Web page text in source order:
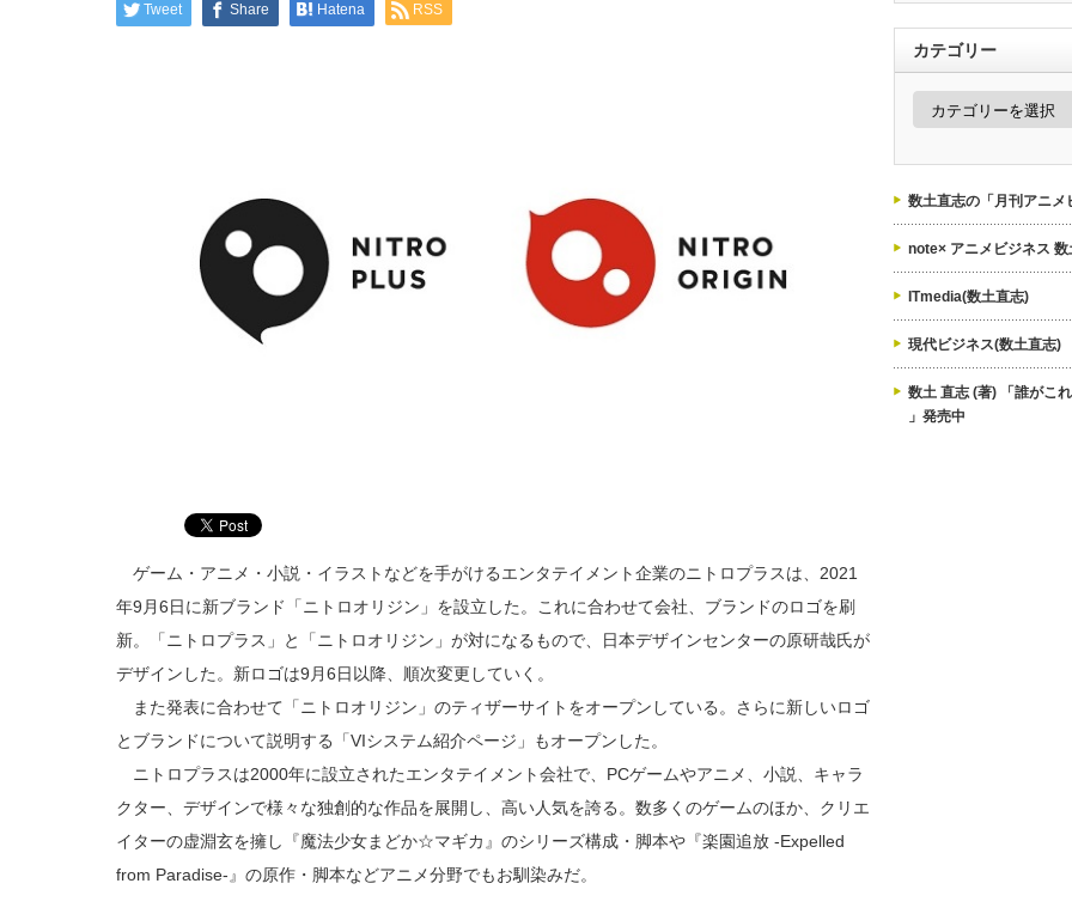
Tweet Share Hatena RSS
ゲーム・アニメ・小説・イラストなどを手がけるエンタテイメント企業のニトロプラスは、2021
年9月6日に新ブランド「ニトロオリジン」を設立した。これに合わせて会社、ブランドのロゴを刷
新。「ニトロプラス」と「ニトロオリジン」が対になるもので、日本デザインセンターの原研哉氏が
デザインした。新ロゴは9月6日以降、順次変更していく。
また発表に合わせて「ニトロオリジン」のティザーサイトをオープンしている。さらに新しいロゴ
とブランドについて説明する「VIシステム紹介ページ」もオープンした。
ニトロプラスは2000年に設立されたエンタテイメント会社で、PCゲームやアニメ、小説、キャラ
クター、デザインで様々な独創的な作品を展開し、高い人気を誇る。数多くのゲームのほか、クリエ
イターの虚淵玄を擁し『魔法少女まどか☆マギカ』のシリーズ構成・脚本や『楽園追放 -Expelled
from Paradise-』の原作・脚本などアニメ分野でもお馴染みだ。
ブ
カテゴリー
カ
ー
数土直志の「月刊アニ
note× アニメビジネス 数
ITmedia(数土直志)
現代ビジネス(数土直志)
数土 直志 (著) 「誰がこ
」発売中